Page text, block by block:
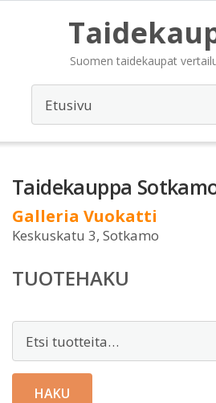
Suomen taidekaupat
Taidekauppa
Galleria Vuokatti
Keskuskatu 3, Sotkamo
TUOTEHAKU
HAKU